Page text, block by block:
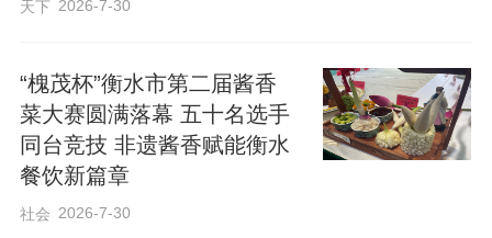
天下 2026-7-30
“槐茂杯”衡水市第二届酱香
菜大赛圆满落幕 五十名选手
同台竞技 非遗酱香赋能衡水
餐饮新篇章
社会 2026-7-30